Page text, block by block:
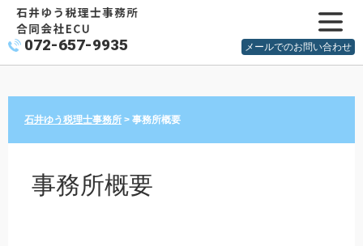
メニュ
ー
072-657-9935 メールでのお問い合わせ
石井ゆう税理士事務所 > 事務所概要
事務所概要